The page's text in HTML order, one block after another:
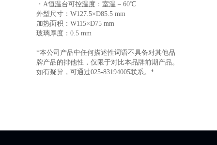
・A恒温台可控温度：室温 – 60℃
外型尺寸：W127.5×D85.5 mm
加热面积：W115×D75 mm
玻璃厚度：0.5 mm
*本公司产品中任何描述性词语不具备对其他品
牌产品的排他性，仅限于对比本品牌前期产品。
如有疑异，可通过025-83194005联系。*